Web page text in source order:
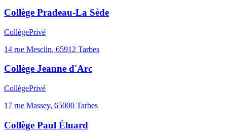
Collège Pradeau-La Sède
CollègePrivé
14 rue Mesclin, 65912 Tarbes
Collège Jeanne d'Arc
CollègePrivé
17 rue Massey, 65000 Tarbes
Collège Paul Éluard